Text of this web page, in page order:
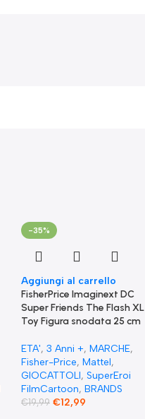
-35%
Aggiungi al carrello
FisherPrice Imaginext DC
Super Friends The Flash XL
Toy Figura snodata 25 cm
ETA', 3 Anni +, MARCHE,
Fisher-Price, Mattel,
GIOCATTOLI, SuperEroi
FilmCartoon, BRANDS
€19,99 €12,99